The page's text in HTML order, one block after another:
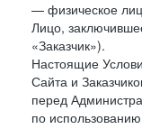
— физическое
Лицо,
«Заказчик»).
Настоящие
Сайта и
перед
по